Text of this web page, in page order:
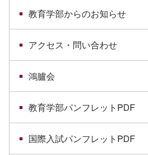
教育学部からのお知らせ
アクセス・問い合わせ
鴻臚会
教育学部パンフレットPDF
国際入試パンフレットPDF